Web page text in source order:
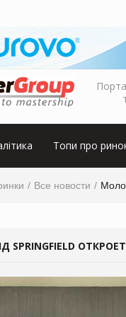
Топи про
Все новости